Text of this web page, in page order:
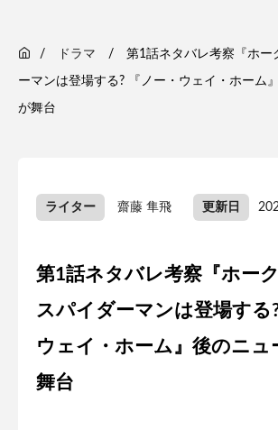
ドラマ 第1話ネタバレ考察『ホー
ーマンは登場する? 『ノー・ウェイ・ホーム
が舞台
ライター 齋藤 隼飛 更新日
第1話ネタバレ考察『ホー
スパイダーマンは登場する
ウェイ・ホーム』後のニュ
舞台